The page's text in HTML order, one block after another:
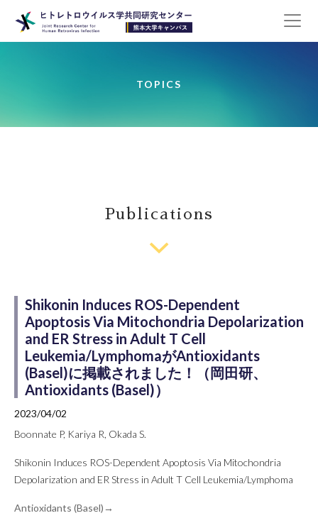
TOPICS
Publications
Shikonin Induces ROS-Dependent
Apoptosis Via Mitochondria Depolarization
and ER Stress in Adult T Cell
Leukemia/LymphomaがAntioxidants
(Basel)に掲載されました！（岡田研、
Antioxidants (Basel)）
2023/04/02
Boonnate P, Kariya R, Okada S.
Shikonin Induces ROS-Dependent Apoptosis Via Mitochondria
Depolarization and ER Stress in Adult T Cell Leukemia/Lymphoma
Antioxidants (Basel)→